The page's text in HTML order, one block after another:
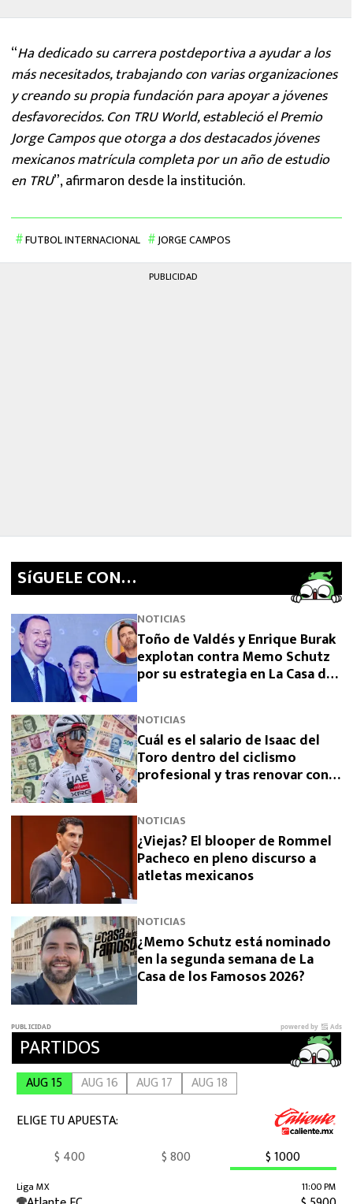
“Ha dedicado su carrera postdeportiva a ayudar a los
más necesitados, trabajando con varias organizaciones
y creando su propia fundación para apoyar a jóvenes
desfavorecidos. Con TRU World, estableció el Premio
Jorge Campos que otorga a dos destacados jóvenes
mexicanos matrícula completa por un año de estudio
en TRU”, afirmaron desde la institución.
FUTBOL INTERNACIONAL JORGE CAMPOS
PUBLICIDAD
SíGUELE CON…
NOTICIAS
Toño de Valdés y Enrique Burak
explotan contra Memo Schutz
por su estrategia en La Casa de
NOTICIAS
Cuál es el salario de Isaac del
Toro dentro del ciclismo
profesional y tras renovar con
NOTICIAS
¿Viejas? El blooper de Rommel
Pacheco en pleno discurso a
atletas mexicanos
NOTICIAS
¿Memo Schutz está nominado
en la segunda semana de La
Casa de los Famosos 2026?